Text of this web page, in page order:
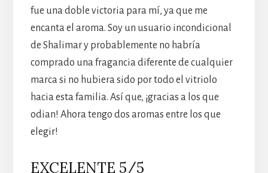
fue una doble victoria para mí, ya que me
encanta el aroma. Soy un usuario incondicional
de Shalimar y probablemente no habría
comprado una fragancia diferente de cualquier
marca si no hubiera sido por todo el vitriolo
hacia esta familia. Así que, ¡gracias a los que
odian! Ahora tengo dos aromas entre los que
elegir!
EXCELENTE 5/5